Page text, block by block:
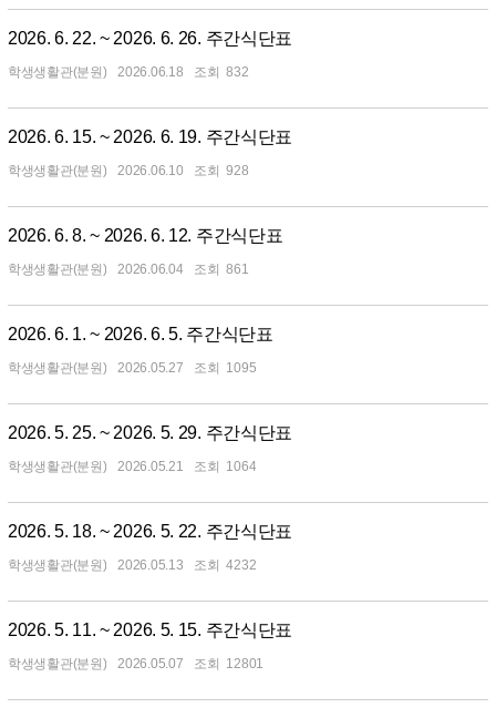
2026. 6. 22. ~ 2026. 6. 26. 주간식단표
학생생활관(분원) 2026.06.18 832
2026. 6. 15. ~ 2026. 6. 19. 주간식단표
학생생활관(분원) 2026.06.10 928
2026. 6. 8. ~ 2026. 6. 12. 주간식단표
학생생활관(분원) 2026.06.04 861
2026. 6. 1. ~ 2026. 6. 5. 주간식단표
학생생활관(분원) 2026.05.27 1095
2026. 5. 25. ~ 2026. 5. 29. 주간식단표
학생생활관(분원) 2026.05.21 1064
2026. 5. 18. ~ 2026. 5. 22. 주간식단표
학생생활관(분원) 2026.05.13 4232
2026. 5. 11. ~ 2026. 5. 15. 주간식단표
학생생활관(분원) 2026.05.07 12801